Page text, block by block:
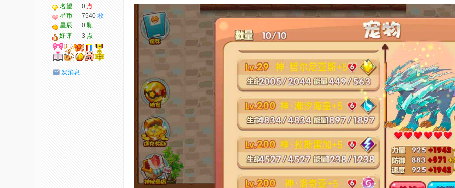
名望 0 点
星币
7540 枚
星辰
0 颗
好评
3 点
发消息